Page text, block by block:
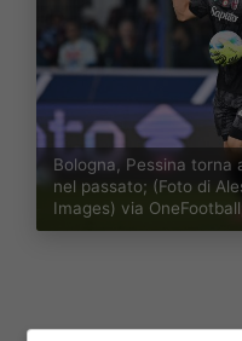
Bologna, Pessina
nel passato; (Foto di
Images) via